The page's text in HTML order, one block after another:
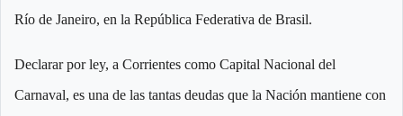
Río de Janeiro, en la República Federativa de Brasil.
Declarar por ley, a Corrientes como Capital Nacional del
Carnaval, es una de las tantas deudas que la Nación mantiene con